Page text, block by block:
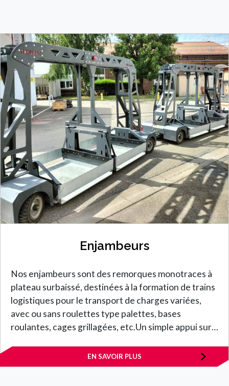
Enjambeurs
Nos enjambeurs sont des remorques monotraces à
plateau surbaissé, destinées à la formation de trains
logistiques pour le transport de charges variées,
avec ou sans roulettes type palettes, bases
roulantes, cages grillagées, etc.Un simple appui sur…
EN SAVOIR PLUS